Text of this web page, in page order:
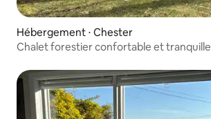
Hébergement ⋅ Chester
Chalet forestier confortable et tranquille